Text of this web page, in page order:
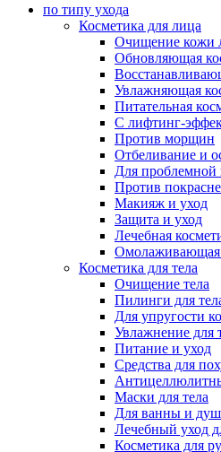
по типу ухода
Косметика для лица
Очищение кожи
Обновляющая
Увлажняющая
Питательная
С лифтинг-
Против морщин
Отбеливание и
Для проблемной
Против
Макияж и уход
Защита и уход
Лечебная
Омолаживающая
Косметика для тела
Очищение тела
Пилинги для
Для упругости
Увлажнение для
Питание и уход
Средства для
Маски для тела
Для ванны и
Лечебный уход
Косметика для